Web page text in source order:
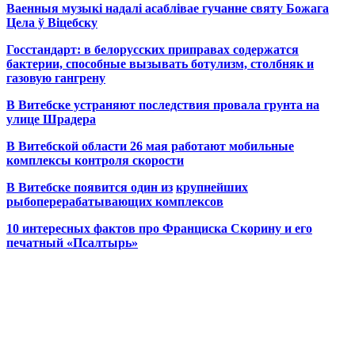
Ваенныя музыкі надалі асаблівае гучанне святу Божага
Цела ў Віцебску
Госстандарт: в белорусских приправах содержатся
бактерии, способные вызывать ботулизм, столбняк и
газовую гангрену
В Витебске устраняют последствия провала грунта на
улице Шрадера
В Витебской области 26 мая работают мобильные
комплексы контроля скорости
В Витебске появится один из крупнейших
рыбоперерабатывающих комплексов
10 интересных фактов про Франциска Скорину и его
печатный «Псалтырь»